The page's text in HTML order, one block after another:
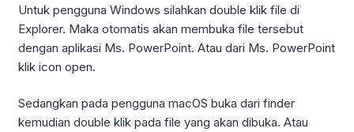
Untuk pengguna Windows silahkan double klik file di
Explorer. Maka otomatis akan membuka file tersebut
dengan aplikasi Ms. PowerPoint. Atau dari Ms. PowerPoint
klik icon open.
Sedangkan pada pengguna macOS buka dari finder
kemudian double klik pada file yang akan dibuka. Atau